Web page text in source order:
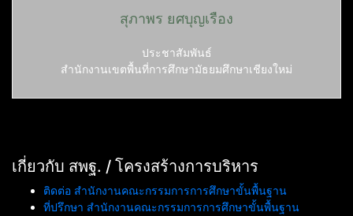
สุภาพร ยศบุญเรือง
ประชาสัมพันธ์
สำนักงานเขตพื้นที่การศึกษามัธยมศึกษาเชียงใหม่
เกี่ยวกับ สพฐ. / โครงสร้างการบริหาร
ติดต่อ สำนักงานคณะกรรมการการศึกษาขั้นพื้นฐาน
ที่ปรึกษา สำนักงานคณะกรรมการการศึกษาขั้นพื้นฐาน